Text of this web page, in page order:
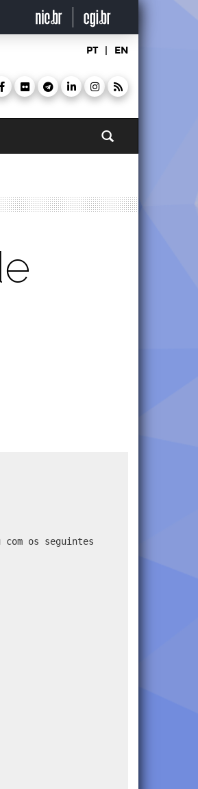
PT | EN
os seguintes